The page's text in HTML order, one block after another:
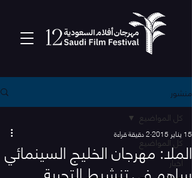
منشور
كل المواضيع
أخبار
كل المواضيع
الملا: مهرجان الخليج السينمائي
15 يناير 2015 2 دقيقة قراءة